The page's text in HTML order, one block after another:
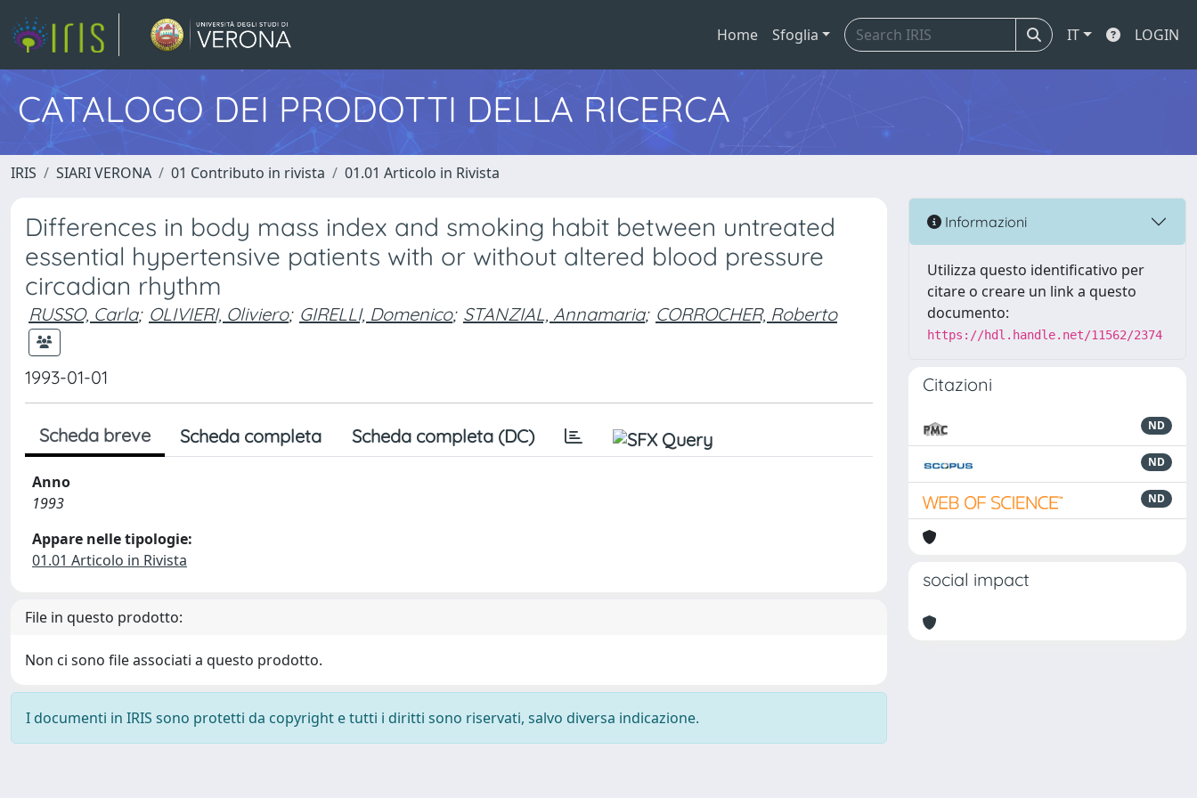
Home Sfoglia IT LOGIN
CATALOGO DEI PRODOTTI DELLA RICERCA
IRIS SIARI VERONA 01 Contributo in rivista 01.01 Articolo in Rivista
Differences in body mass index and smoking habit between untreated
essential hypertensive patients with or without altered blood pressure
circadian rhythm
RUSSO, Carla; OLIVIERI, Oliviero; GIRELLI, Domenico; STANZIAL, Annamaria; CORROCHER, Roberto
1993-01-01
Scheda breve Scheda completa Scheda completa (DC)
Anno
1993
Appare nelle tipologie:
01.01 Articolo in Rivista
File in questo prodotto:
Non ci sono file associati a questo prodotto.
I documenti in IRIS sono protetti da copyright e tutti i diritti sono riservati, salvo diversa indicazione.
Informazioni
Utilizza questo identificativo per
citare o creare un link a questo
documento:
https://hdl.handle.net/11562/2374
Citazioni
ND
ND
ND
social impact